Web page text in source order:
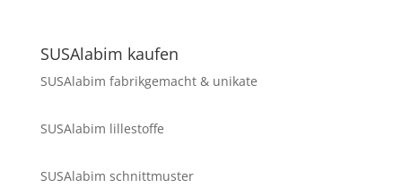
SUSAlabim kaufen
SUSAlabim fabrikgemacht & unikate
SUSAlabim lillestoffe
SUSAlabim schnittmuster